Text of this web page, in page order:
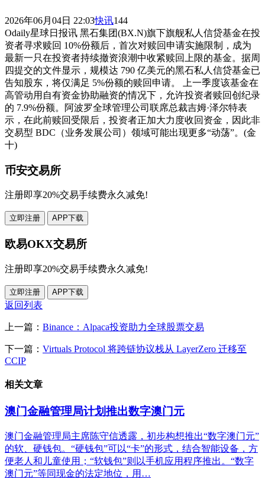
2026年06月04日 22:03快讯144
Odaily星球日报讯 黑石集团(BX.N)旗下旗舰私人信贷基金在投
资者寻求赎回 10%份额后，首次对赎回申请实施限制，成为
最新一只在投资者持续撤资浪潮中收紧赎回上限的基金。据周
四提交的文件显示，规模达 790 亿美元的黑石私人信贷基金已
告知股东，将仅满足 5%份额的赎回申请。 上一季度该基金在
高管动用自有资金协助融资的情况下，允许投资者赎回创纪录
的 7.9%份额。阿波罗全球管理公司联席总裁吉姆·泽尔特表
示，在此前赎回受限后，投资者正加大力度收回资金，因此非
交易型 BDC（业务发展公司）领域可能出现更多“动荡”。(金
十)
币安交易所
注册即享20%交易手续费永久减免!
立即注册 APP下载
欧易OKX交易所
注册即享20%交易手续费永久减免!
立即注册 APP下载
返回列表
上一篇： Binance：Alpaca投资助力全球股票交易
下一篇： Virtuals Protocol 将跨链协议栈从 LayerZero 迁移至
CCIP
相关文章
澳门金融管理局计划推出数字澳门元
澳门金融管理局主席陈守信透露，初步构想推出“数字澳门元”
的软、硬钱包。“硬钱包”可以“卡”的形式，结合智能设备，方
便老人和儿童使用；“软钱包”则以手机应用程序推出。“数字
澳门元”等同现金的法定地位，用…